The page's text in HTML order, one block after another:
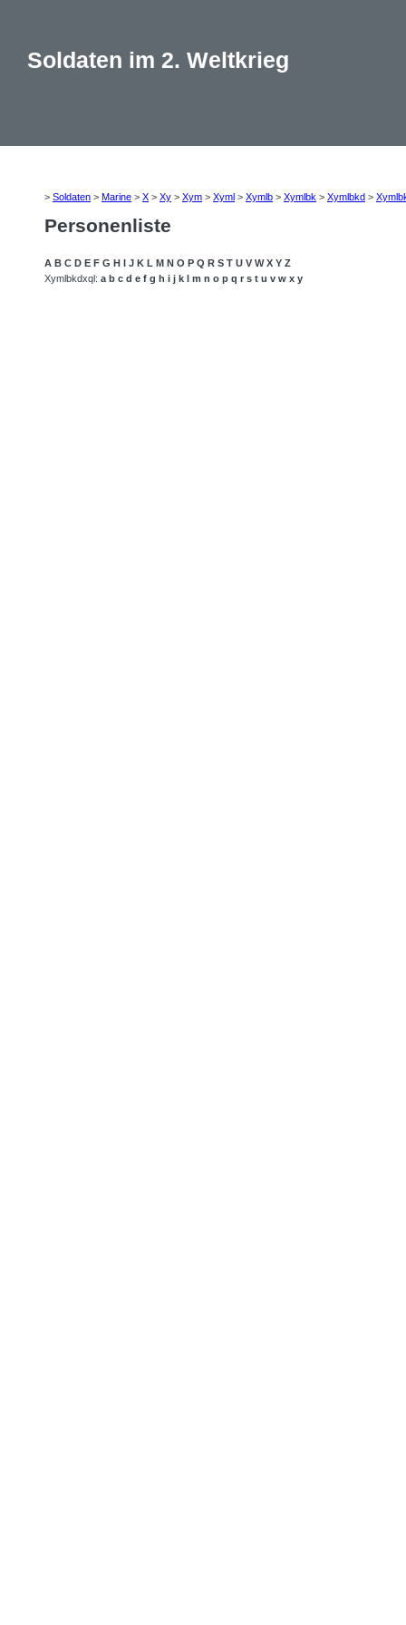
Soldaten im 2. Weltkrieg
> Soldaten > Marine > X > Xy > Xym > Xyml > Xymlb > Xymlbk > Xymlbkd >
Personenliste
A B C D E F G H I J K L M N O P Q R S T U V W X Y Z
Xymlbkdxql: a b c d e f g h i j k l m n o p q r s t u v w x y